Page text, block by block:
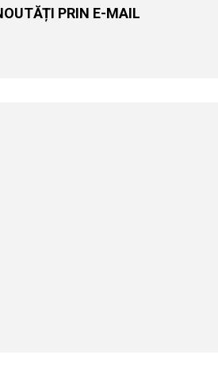
PRIN E-MAIL